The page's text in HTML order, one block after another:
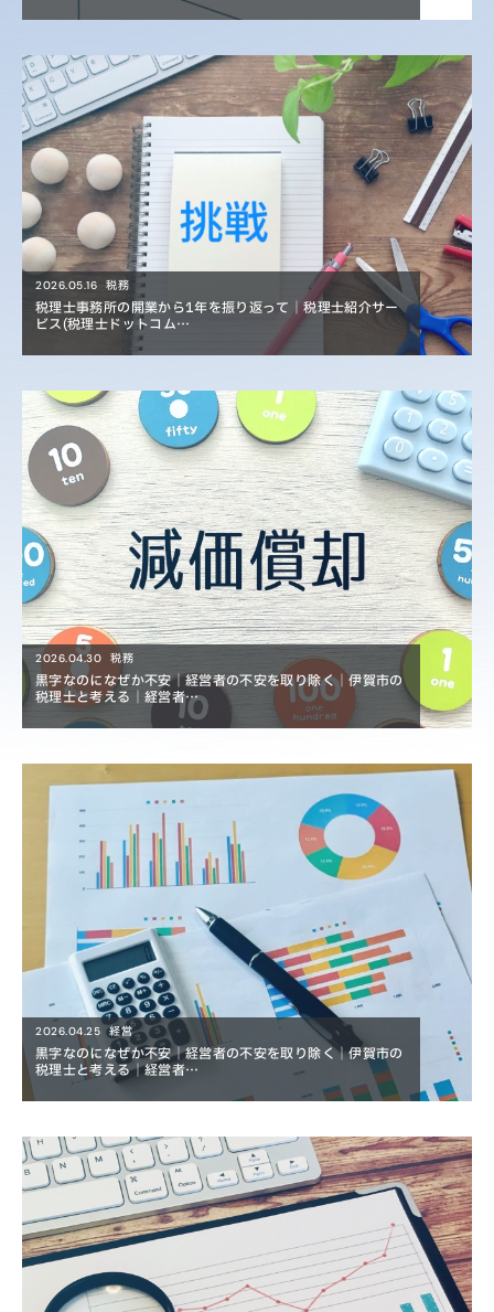
2026.05.16 税務
税理士事務所の開業から1年を振り返って｜税理士紹介サー
ビス(税理士ドットコム…
2026.04.30 税務
黒字なのになぜか不安｜経営者の不安を取り除く｜伊賀市の
税理士と考える｜経営者…
2026.04.25 経営
黒字なのになぜか不安｜経営者の不安を取り除く｜伊賀市の
税理士と考える｜経営者…